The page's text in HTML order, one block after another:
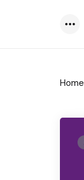
Home